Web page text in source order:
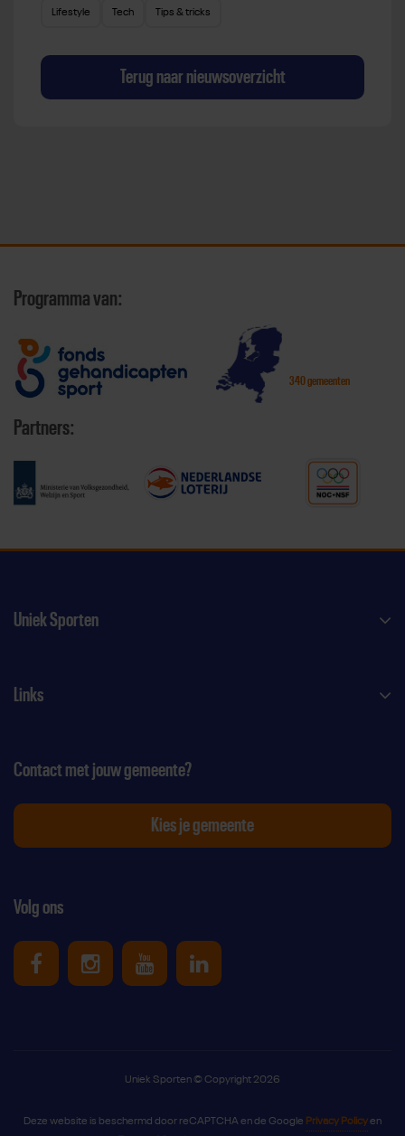
Lifestyle Tech Tips & tricks
Terug naar nieuwsoverzicht
Programma van:
340 gemeenten
Partners:
Uniek Sporten
Links
Volg ons
Uniek Sporten op Facebook
Uniek Sporten op Instagram
Uniek Sporten op Youtube
Uniek Sporten op
Contact met jouw gemeente?
Kies je gemeente
Uniek Sporten © Copyright 2026
Deze website is beschermd door reCAPTCHA en de Google Privacy Policyen